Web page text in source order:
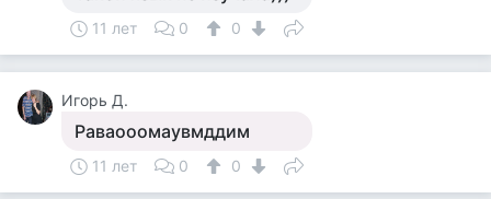
11 лет 0 0
Игорь Д.
Раваооомаувмддим
11 лет 0 0